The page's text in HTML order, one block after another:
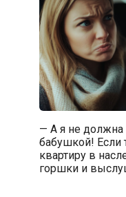
— А я не должна
бабушкой! Если
квартиру в
горшки и